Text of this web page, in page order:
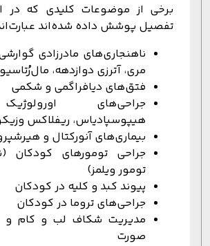
برخی از موضوعات کلیدی که در
تفصیل پوشش داده شده‌اند
ناهنجاری‌های مادرزادی
مری، آترزی دوازدهه،
فتق‌های دیافراگمی و شکمی
جراحی‌های
هیپوسپادیاس، ریفلاکس
بیماری‌های آنورکتال و
جراحی تومورهای کودکان
تومور ویلمز)
پیوند کبد و کلیه در کودکان
جراحی‌های تروما در کودکان
مدیریت شکاف لب و کام و
صورت